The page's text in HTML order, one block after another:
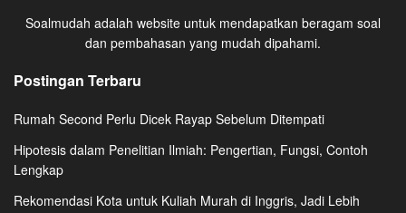
Soalmudah adalah website untuk mendapatkan beragam soal
dan pembahasan yang mudah dipahami.
Postingan Terbaru
Rumah Second Perlu Dicek Rayap Sebelum Ditempati
Hipotesis dalam Penelitian Ilmiah: Pengertian, Fungsi, Contoh
Lengkap
Rekomendasi Kota untuk Kuliah Murah di Inggris, Jadi Lebih